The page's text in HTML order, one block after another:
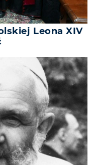
Leona XIV